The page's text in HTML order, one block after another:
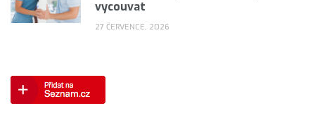
vycouvat
27 ČERVENCE, 2026